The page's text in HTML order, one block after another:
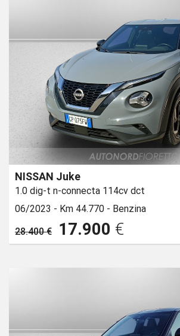
NISSAN Juke
1.0 dig-t n-connecta 114cv dct
06/2023 - Km 44.770 - Benzina
28.400 €
17.900 €